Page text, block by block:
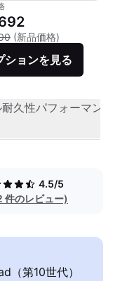
ビッシュ品の価格：
(新品価格)
ションを見る
耐久性パフォーマンス
4.5/5
件のレビュー)
（第10世代）